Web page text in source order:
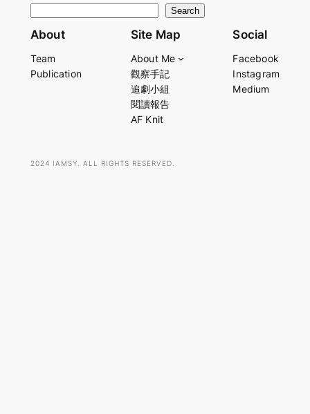
e
r
Search
About
Team
Publication
Site Map
About Me
觀察手記
追劇小組
閱讀報告
AF Knit
Social
Facebook
Instagram
Medium
2024 IAMSY. ALL RIGHTS RESERVED.